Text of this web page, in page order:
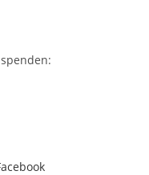
spenden: